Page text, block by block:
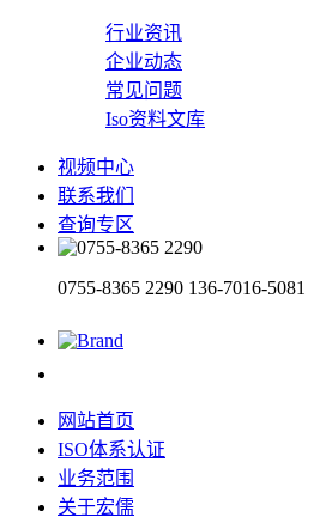
行业资讯
企业动态
常见问题
Iso资料文库
视频中心
联系我们
查询专区
0755-8365 2290 136-7016-5081
网站首页
ISO体系认证
业务范围
关于宏儒